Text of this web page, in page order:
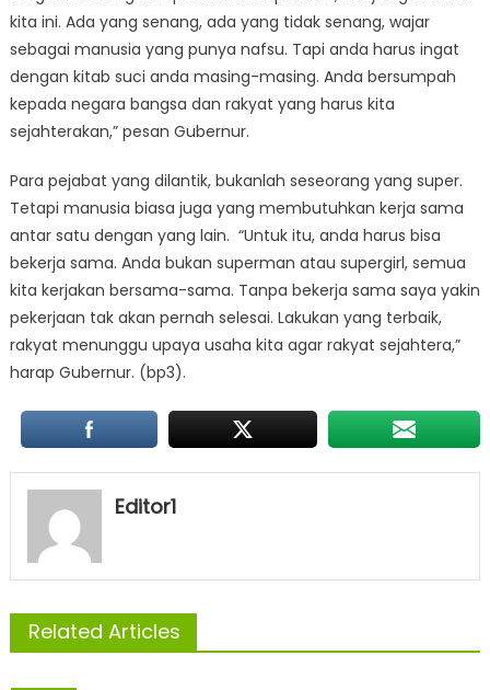
kita ini. Ada yang senang, ada yang tidak senang, wajar
sebagai manusia yang punya nafsu. Tapi anda harus ingat
dengan kitab suci anda masing-masing. Anda bersumpah
kepada negara bangsa dan rakyat yang harus kita
sejahterakan,” pesan Gubernur.
Para pejabat yang dilantik, bukanlah seseorang yang super.
Tetapi manusia biasa juga yang membutuhkan kerja sama
antar satu dengan yang lain. “Untuk itu, anda harus bisa
bekerja sama. Anda bukan superman atau supergirl, semua
kita kerjakan bersama-sama. Tanpa bekerja sama saya yakin
pekerjaan tak akan pernah selesai. Lakukan yang terbaik,
rakyat menunggu upaya usaha kita agar rakyat sejahtera,”
harap Gubernur. (bp3).
Editor1
Related Articles